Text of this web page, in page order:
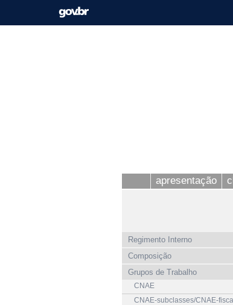
apresentação
Regimento Interno
Composição
Grupos de Trabalho
CNAE
CNAE-subclasses/CNAE-fiscal